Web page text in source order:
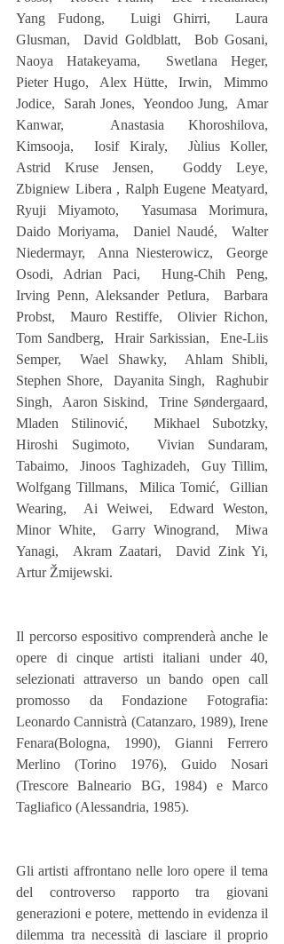
Yang Fudong,  Luigi Ghirri,  Laura
Glusman,  David Goldblatt,  Bob Gosani,
Naoya Hatakeyama,  Swetlana Heger,
Pieter Hugo,  Alex Hütte,  Irwin,  Mimmo
Jodice,  Sarah Jones,  Yeondoo Jung,  Amar
Kanwar,  Anastasia Khoroshilova,
Kimsooja,  Iosif Kiraly,  Jùlius Koller,
Astrid Kruse Jensen,  Goddy Leye,
Zbigniew Libera , Ralph Eugene Meatyard,
Ryuji Miyamoto,  Yasumasa Morimura,
Daido Moriyama,  Daniel Naudé,  Walter
Niedermayr,  Anna Niesterowicz,  George
Osodi, Adrian Paci,  Hung-Chih Peng,
Irving Penn, Aleksander Petlura,  Barbara
Probst,  Mauro Restiffe,  Olivier Richon,
Tom Sandberg,  Hrair Sarkissian,  Ene-Liis
Semper,  Wael Shawky,  Ahlam Shibli,
Stephen Shore,  Dayanita Singh,  Raghubir
Singh,  Aaron Siskind,  Trine Søndergaard,
Mladen Stilinović,  Mikhael Subotzky,
Hiroshi Sugimoto,  Vivian Sundaram,
Tabaimo,  Jinoos Taghizadeh,  Guy Tillim,
Wolfgang Tillmans,  Milica Tomić,  Gillian
Wearing,  Ai Weiwei,  Edward Weston,
Minor White,  Garry Winogrand,  Miwa
Yanagi,  Akram Zaatari,  David Zink Yi,
Artur Žmijewski.
Il percorso espositivo comprenderà anche le
opere di cinque artisti italiani under 40,
selezionati attraverso un bando open call
promosso da Fondazione Fotografia:
Leonardo Cannistrà (Catanzaro, 1989), Irene
Fenara(Bologna, 1990), Gianni Ferrero
Merlino (Torino 1976), Guido Nosari
(Trescore Balneario BG, 1984) e Marco
Tagliafico (Alessandria, 1985).
Gli artisti affrontano nelle loro opere il tema
del controverso rapporto tra giovani
generazioni e potere, mettendo in evidenza il
dilemma tra necessità di lasciare il proprio